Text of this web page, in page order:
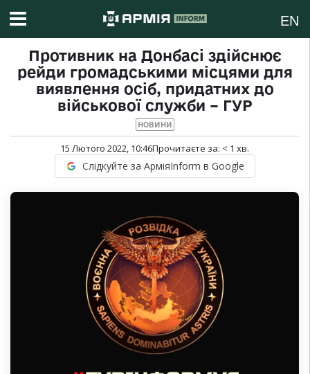
EN
Противник на Донбасі здійснює
рейди громадськими місцями для
виявлення осіб, придатних до
військової служби – ГУР
НОВИНИ
15 Лютого 2022, 10:46Прочитаєте за: < 1 хв.
Слідкуйте за АрміяInform в Google